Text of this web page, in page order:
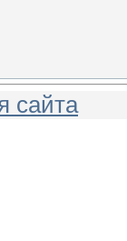
сайта